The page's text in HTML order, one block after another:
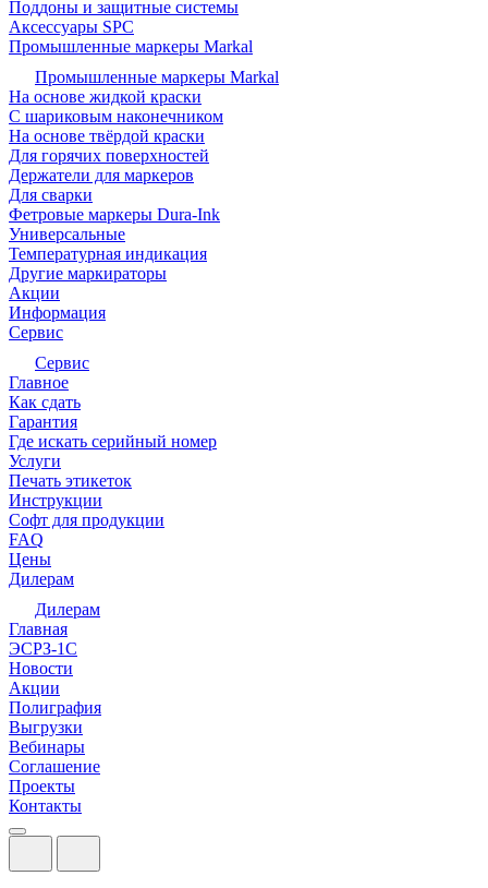
Поддоны и защитные системы
Аксессуары SPC
Промышленные маркеры Markal
Промышленные маркеры Markal
На основе жидкой краски
С шариковым наконечником
На основе твёрдой краски
Для горячих поверхностей
Держатели для маркеров
Для сварки
Фетровые маркеры Dura-Ink
Универсальные
Температурная индикация
Другие маркираторы
Акции
Информация
Сервис
Сервис
Главное
Как сдать
Гарантия
Где искать серийный номер
Услуги
Печать этикеток
Инструкции
Софт для продукции
FAQ
Цены
Дилерам
Дилерам
Главная
ЭСРЗ-1С
Новости
Акции
Полиграфия
Выгрузки
Вебинары
Соглашение
Проекты
Контакты